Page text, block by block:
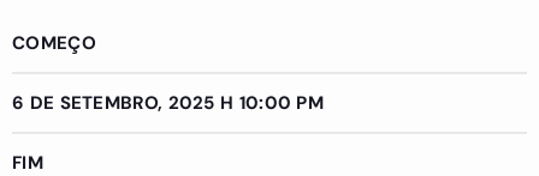
COMEÇO
6 DE SETEMBRO, 2025 H 10:00 PM
FIM